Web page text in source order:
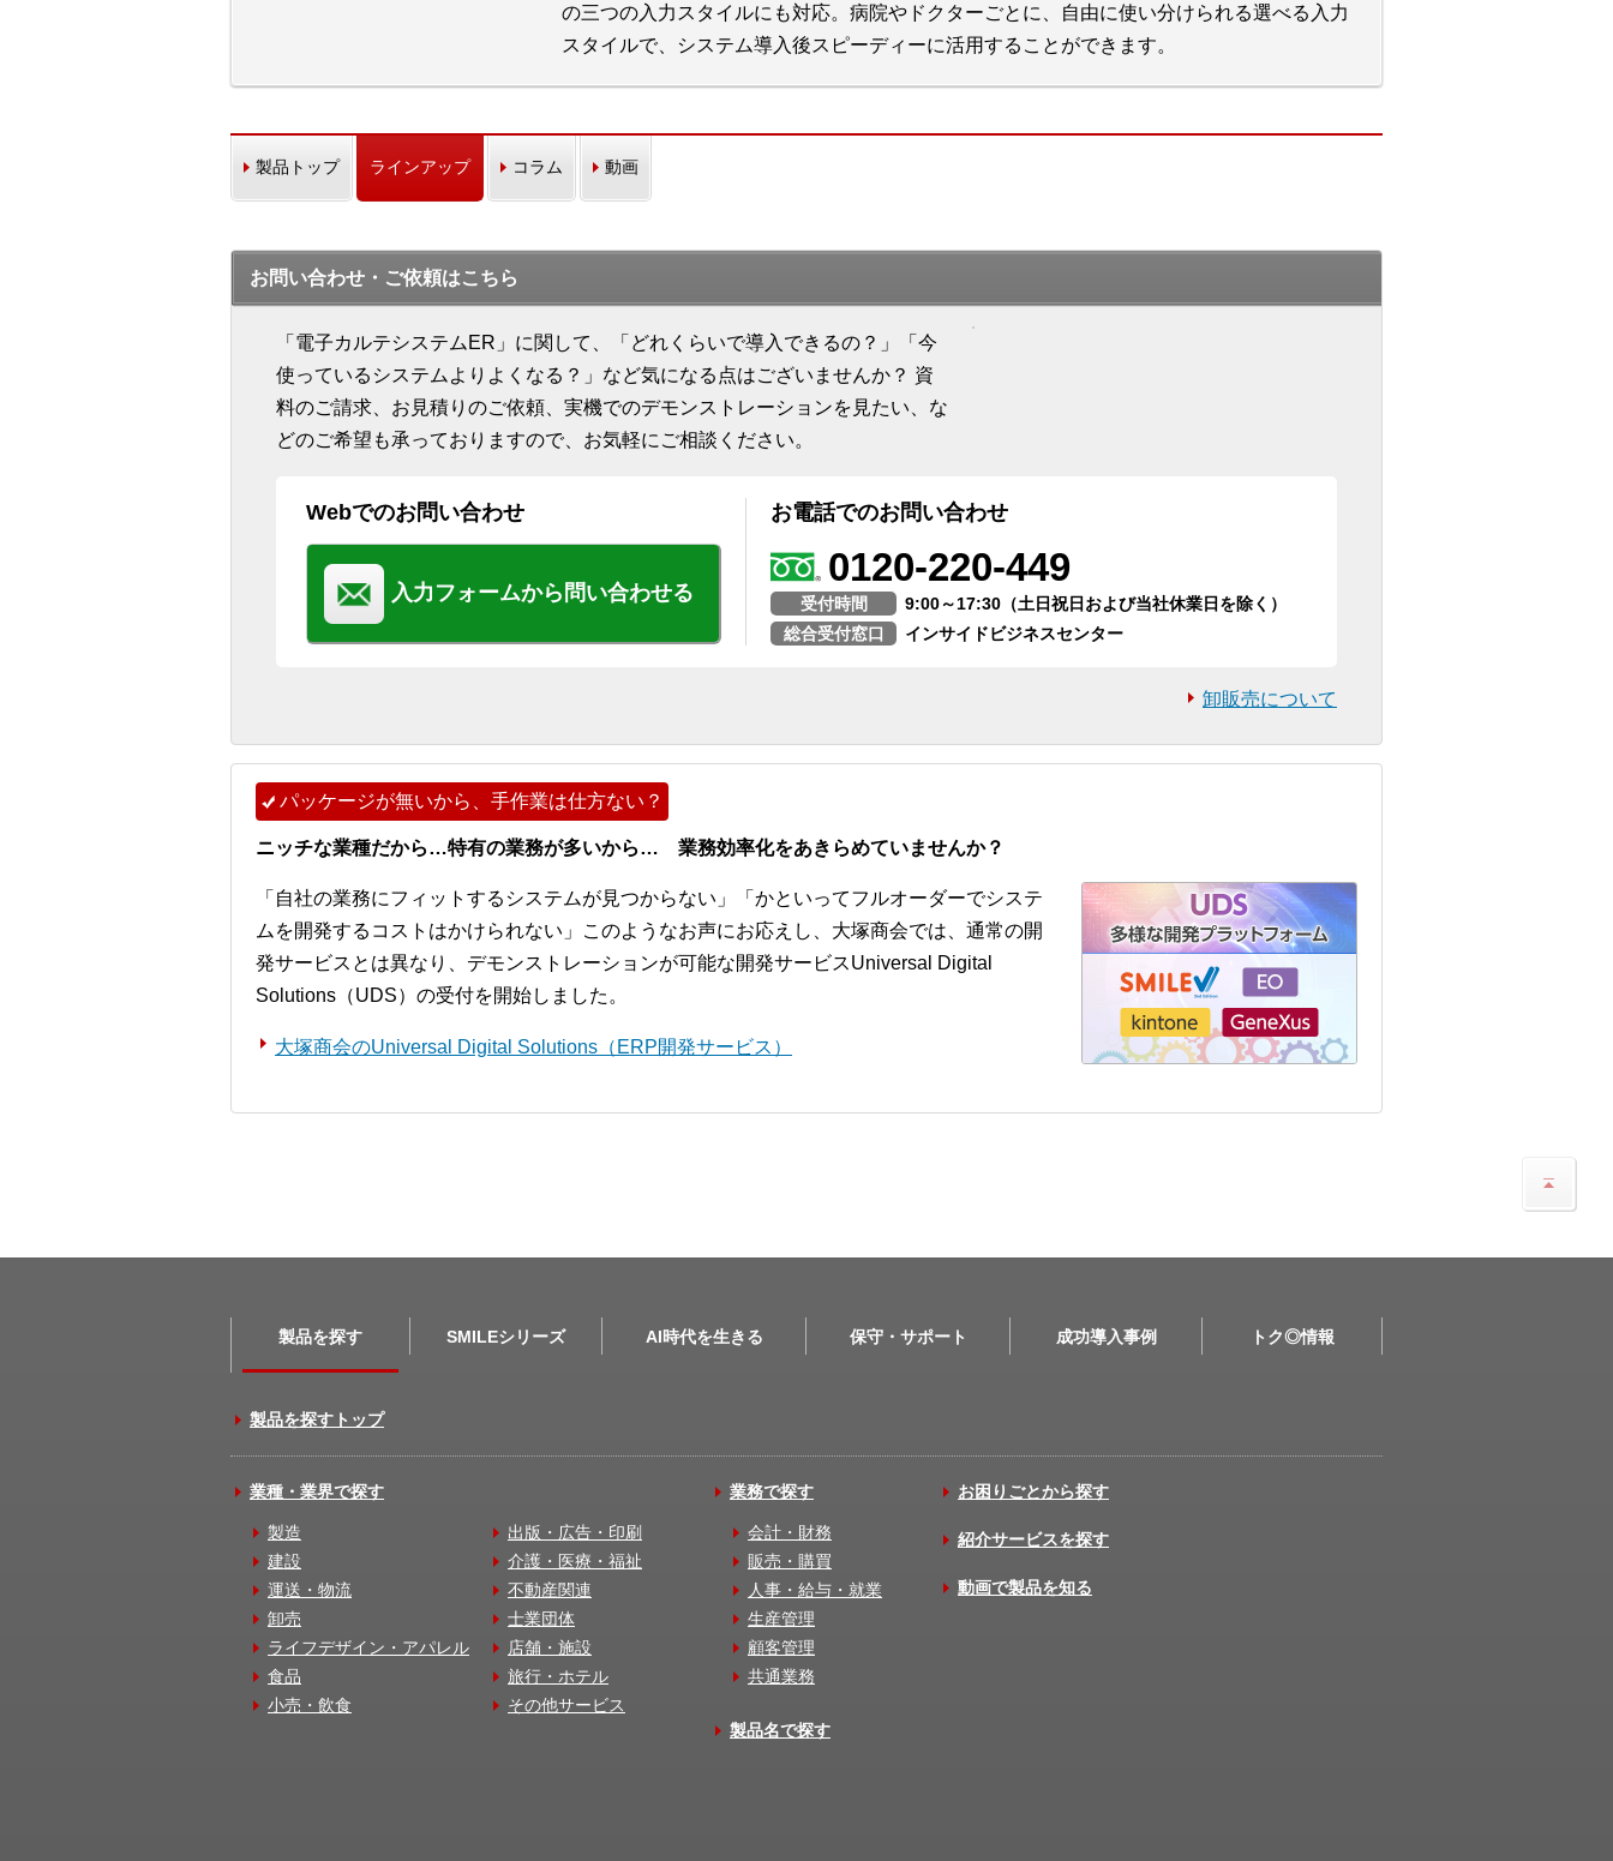
の三つの入力スタイルにも対応。病院やドクターごとに、自由に使い分けられる選べる入力
スタイルで、システム導入後スピーディーに活用することができます。
製品トップ ラインアップ コラム 動画
お問い合わせ・ご依頼はこちら
「電子カルテシステムER」に関して、「どれくらいで導入できるの？」「今
使っているシステムよりよくなる？」など気になる点はございませんか？ 資
料のご請求、お見積りのご依頼、実機でのデモンストレーションを見たい、な
どのご希望も承っておりますので、お気軽にご相談ください。
Webでのお問い合わせ
入力フォームから問い合わせる
お電話でのお問い合わせ
0120-220-449
受付時間
9:00～17:30（土日祝日および当社休業日を除く）
総合受付窓口
インサイドビジネスセンター
卸販売について
パッケージが無いから、手作業は仕方ない？
ニッチな業種だから…特有の業務が多いから… 業務効率化をあきらめていませんか？
「自社の業務にフィットするシステムが見つからない」「かといってフルオーダーでシステ
ムを開発するコストはかけられない」このようなお声にお応えし、大塚商会では、通常の開
発サービスとは異なり、デモンストレーションが可能な開発サービスUniversal Digital
Solutions（UDS）の受付を開始しました。
大塚商会のUniversal Digital Solutions（ERP開発サービス）
製品を探す SMILEシリーズ AI時代を生きる 保守・サポート 成功導入事例 トク◎情報
製品を探すトップ
業種・業界で探す
製造
建設
運送・物流
卸売
ライフデザイン・アパレル
食品
小売・飲食
出版・広告・印刷
介護・医療・福祉
不動産関連
士業団体
店舗・施設
旅行・ホテル
その他サービス
業務で探す
会計・財務
販売・購買
人事・給与・就業
生産管理
顧客管理
共通業務
製品名で探す
お困りごとから探す
紹介サービスを探す
動画で製品を知る